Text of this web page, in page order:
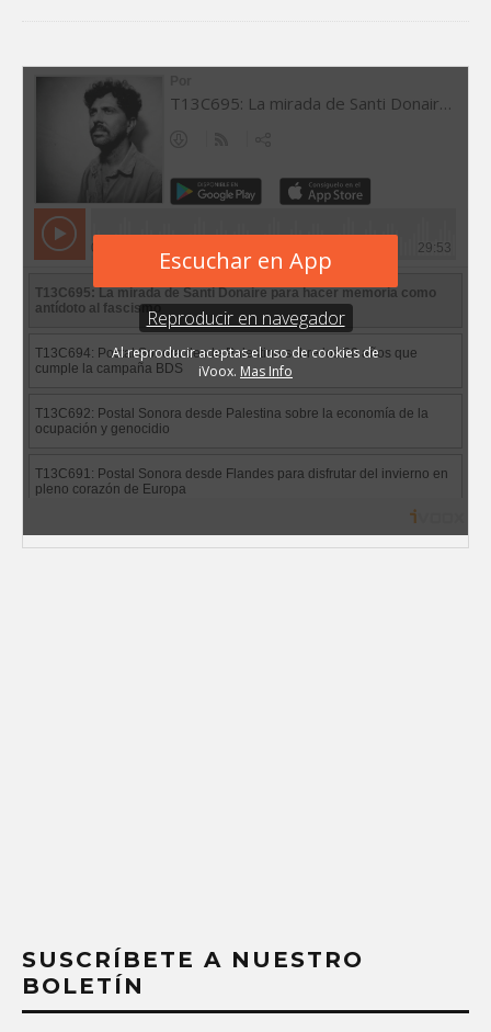
SUSCRÍBETE A NUESTRO
BOLETÍN